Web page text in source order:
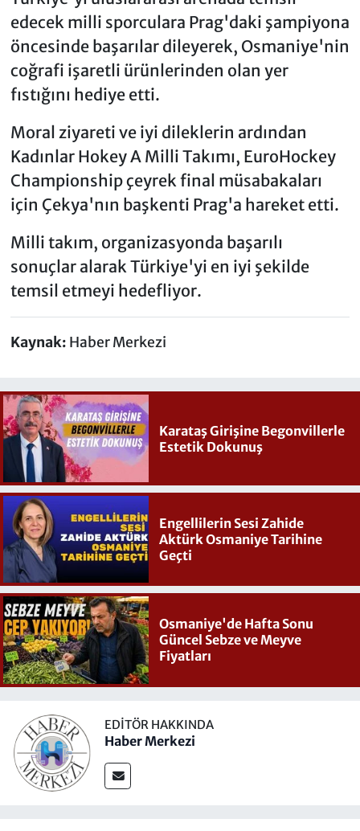
edecek milli sporculara Prag'daki şampiyona
öncesinde başarılar dileyerek, Osmaniye'nin
coğrafi işaretli ürünlerinden olan yer
fıstığını hediye etti.
Moral ziyareti ve iyi dileklerin ardından
Kadınlar Hokey A Milli Takımı, EuroHockey
Championship çeyrek final müsabakaları
için Çekya'nın başkenti Prag'a hareket etti.
Milli takım, organizasyonda başarılı
sonuçlar alarak Türkiye'yi en iyi şekilde
temsil etmeyi hedefliyor.
Kaynak: Haber Merkezi
Karataş Girişine Begonvillerle
Estetik Dokunuş
Engellilerin Sesi Zahide
Aktürk Osmaniye Tarihine
Geçti
Osmaniye'de Hafta Sonu
Güncel Sebze ve Meyve
Fiyatları
EDITÖR HAKKINDA
Haber Merkezi